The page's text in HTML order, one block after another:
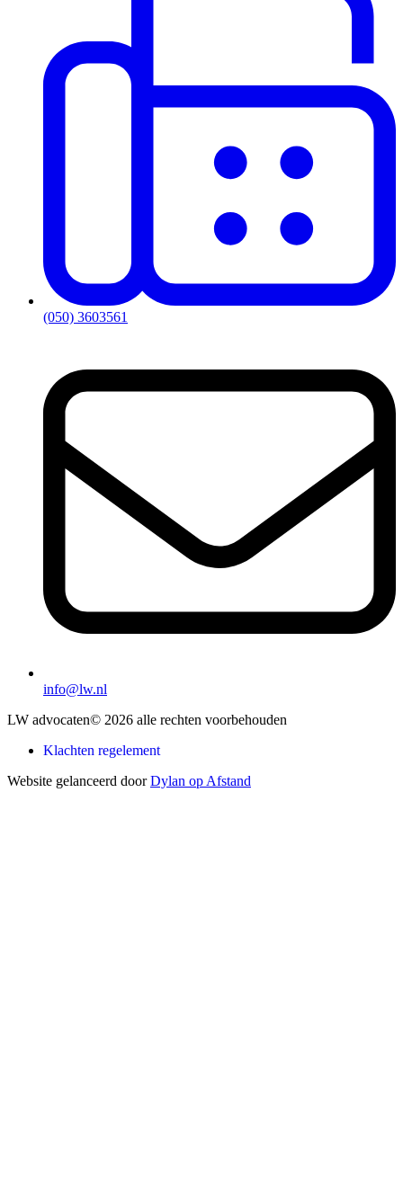
(050) 3603561
info@lw.nl
LW advocaten© 2026 alle rechten voorbehouden
Klachten regelement
Website gelanceerd doorDylan op Afstand